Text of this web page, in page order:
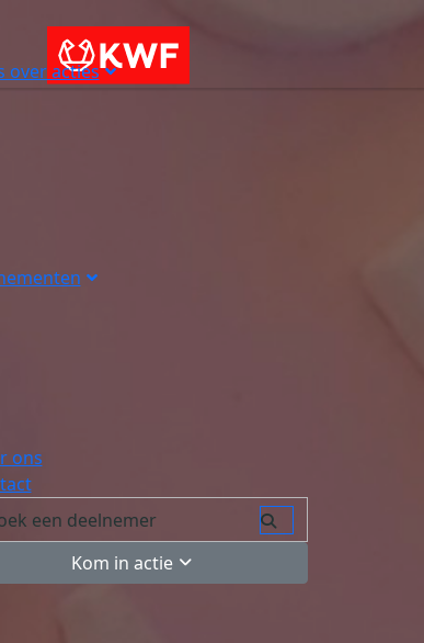
over acties
ons
Kom in actie